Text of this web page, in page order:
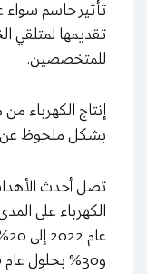
تأثير حاسم سواء
تقديمها لمتلقي
للمتخصصين.
إنتاج الكهرباء
بشكل ملحوظ عن
تصل أحدث
الكهرباء على